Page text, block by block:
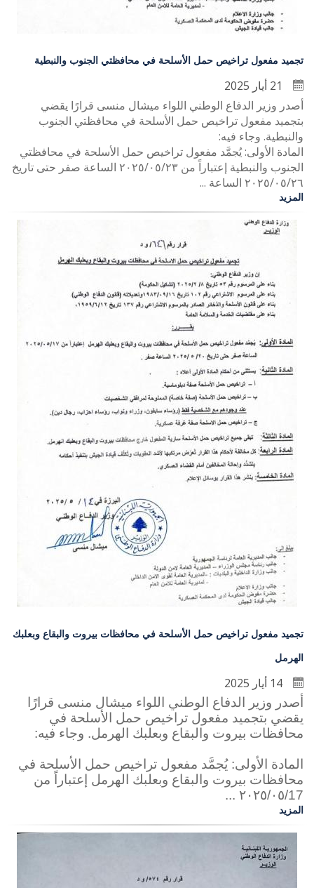
تجميد مفعول تراخيص حمل الأسلحة في محافظتي الجنوب والنبطية
أ‏صدر وزير الدفاع الوطني اللواء ميشال منسى قرارًا يقضي
بتجميد مفعول تراخيص حمل الأسلحة في محافظتي الجنوب
والنبطية. وجاء فيه:
المادة الأولى: يُجمَّد مفعول تراخيص حمل الأسلحة في محافظتي
الجنوب والنبطية إعتباراً من ٢٠٢٥/٠٥/٢٣ الساعة صفر حتى تاريخ
٢٠٢٥/٠٥/٢٦ الساعة ...
المزيد
تجميد مفعول تراخيص حمل الأسلحة في محافظات بيروت والبقاع وبعلبك
الهرمل
أ‏صدر وزير الدفاع الوطني اللواء ميشال منسى قرارًا
يقضي بتجميد مفعول تراخيص حمل الأسلحة في
محافظات بيروت والبقاع وبعلبك الهرمل. وجاء فيه:
المادة الأولى: يُجمَّد مفعول تراخيص حمل الأسلحة في
محافظات بيروت والبقاع وبعلبك الهرمل إعتباراً من
٢٠٢٥/٠٥/17 ...
المزيد